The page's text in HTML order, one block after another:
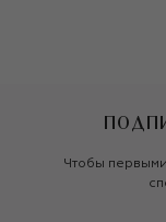
Чтобы